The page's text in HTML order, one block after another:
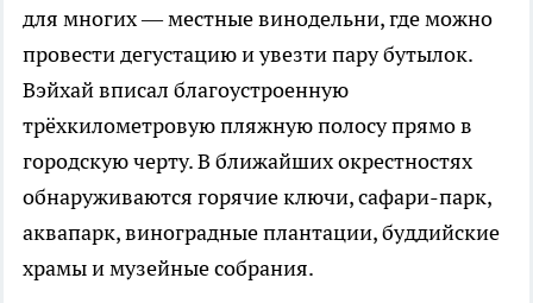
для многих — местные винодельни, где можно
провести дегустацию и увезти пару бутылок.
Вэйхай вписал благоустроенную
трёхкилометровую пляжную полосу прямо в
городскую черту. В ближайших окрестностях
обнаруживаются горячие ключи, сафари-парк,
аквапарк, виноградные плантации, буддийские
храмы и музейные собрания.